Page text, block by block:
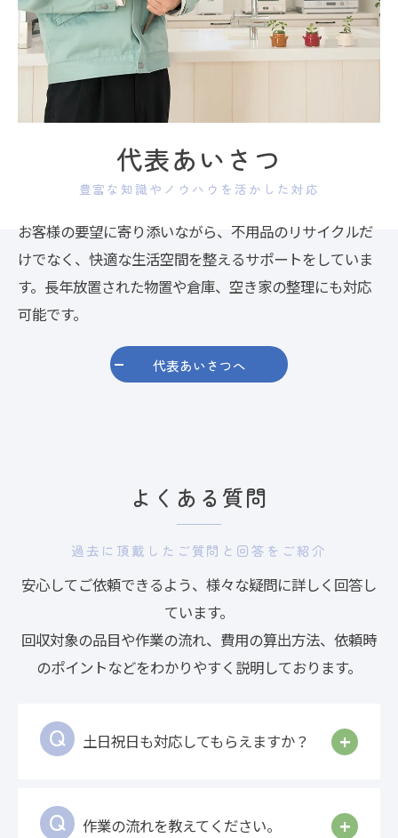
代表あいさつ
豊富な知識やノウハウを活かした対応
お客様の要望に寄り添いながら、不用品のリサイクルだ
けでなく、快適な生活空間を整えるサポートをしていま
す。長年放置された物置や倉庫、空き家の整理にも対応
可能です。
代表あいさつへ
過去に頂戴したご質問と回答をご紹介
よくある質問
安心してご依頼できるよう、様々な疑問に詳しく回答し
ています。
回収対象の品目や作業の流れ、費用の算出方法、依頼時
のポイントなどをわかりやすく説明しております。
土日祝日も対応してもらえますか？
作業の流れを教えてください。